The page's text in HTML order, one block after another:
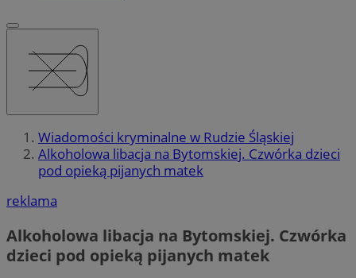
Wiadomości kryminalne w Rudzie Śląskiej
Alkoholowa libacja na Bytomskiej. Czwórka dzieci
pod opieką pijanych matek
reklama
Alkoholowa libacja na Bytomskiej. Czwórka
dzieci pod opieką pijanych matek